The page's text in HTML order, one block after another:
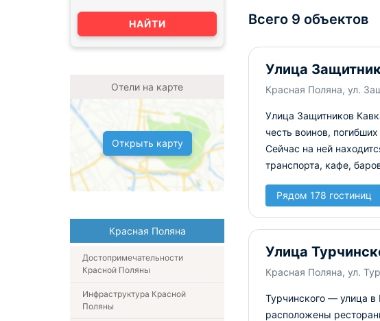
Всего 9 объектов
Улица
Красная Поляна, ул.
Улица Защитников
честь воинов,
Сейчас на ней
транспорта, кафе,
Рядом 178 гостиниц
Улица
Красная Поляна, ул.
Турчинского — улица в
расположены
НАЙТИ
Отели на карте
Открыть карту
Красная Поляна
Достопримечательности
Красной Поляны
Инфраструктура Красной
Поляны